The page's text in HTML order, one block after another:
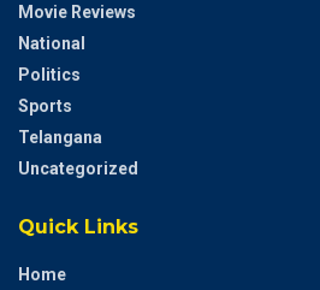
Movie Reviews
National
Politics
Sports
Telangana
Uncategorized
Quick Links
Home